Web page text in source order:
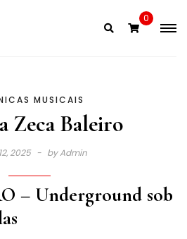
0
MUSICAIS
Zeca Baleiro
2025 byAdmin
– Underground sob